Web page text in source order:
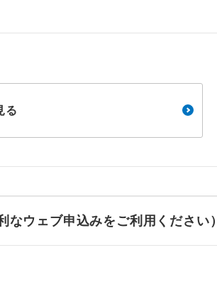
る
ウェブ申込みをご利用ください）
ご参加いただけるコースです。